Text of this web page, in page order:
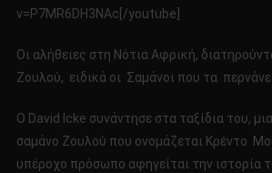
v=P7MR6DH3NAc[/youtube]
Οι αλήθειες στη Νότια Αφρική,
Ζουλού, ειδικά οι Σαμάνοι που τα περνάνε
Ο David Icke συνάντησε στα ταξίδια του,
σαμάνο Ζουλού που ονομάζεται Κρέντο
υπέροχο πρόσωπο αφηγείται την